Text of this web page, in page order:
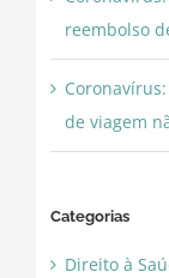
reembolso
de viagem
Categorias
Direito à